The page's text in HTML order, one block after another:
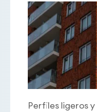
Perfiles ligeros